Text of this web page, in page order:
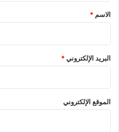
*
الاسم *
البريد الإلكتروني*
الموقع الإلكتروني